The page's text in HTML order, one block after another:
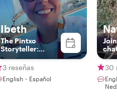
Ibeth
The Pintxo
Storyteller:
Sharing San
Sebastián
Through Food,
History & Heart
3 reseñas
English・Español
30